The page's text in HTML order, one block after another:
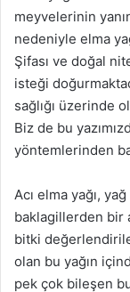
o
n
X
o
s
t
a
g
ö
n
meyvelerinin
nedeniyle elma
Şifası ve doğal
isteği
sağlığı üzerinde
Biz de bu
yöntemlerinden
Acı elma yağı,
baklagillerden bir
bitki
olan bu yağın
pek çok bileşen